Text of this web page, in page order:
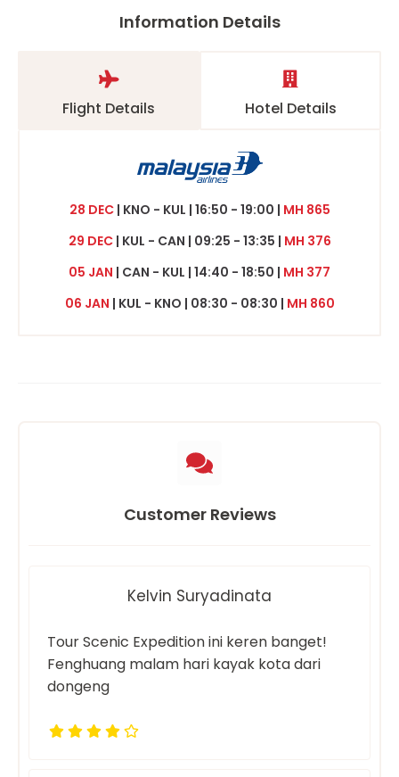
Information Details
Flight Details Hotel Details
28 DEC| KNO - KUL | 16:50 - 19:00 | MH 865
29 DEC| KUL - CAN | 09:25 - 13:35 | MH 376
05 JAN | CAN - KUL | 14:40 - 18:50 | MH 377
06 JAN | KUL - KNO | 08:30 - 08:30 | MH 860
Customer Reviews
Kelvin Suryadinata
Tour Scenic Expedition ini keren banget!
Fenghuang malam hari kayak kota dari
dongeng